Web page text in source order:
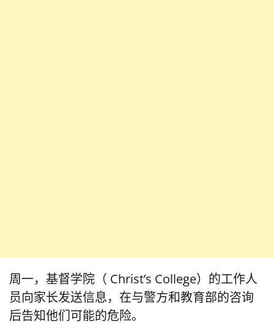
周一，基督学院（ Christ’s College）的工作人
员向家长发送信息，在与警方和教育部的咨询
后告知他们可能的危险。